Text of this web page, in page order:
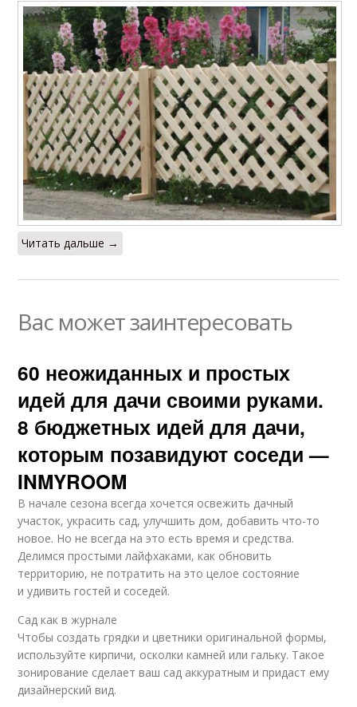
Читать дальше →
Вас может заинтересовать
60 неожиданных и простых
идей для дачи своими руками.
8 бюджетных идей для дачи,
которым позавидуют соседи —
INMYROOM
В начале сезона всегда хочется освежить дачный
участок, украсить сад, улучшить дом, добавить что-то
новое. Но не всегда на это есть время и средства.
Делимся простыми лайфхаками, как обновить
территорию, не потратить на это целое состояние
и удивить гостей и соседей.
Сад как в журнале
Чтобы создать грядки и цветники оригинальной формы,
используйте кирпичи, осколки камней или гальку. Такое
зонирование сделает ваш сад аккуратным и придаст ему
дизайнерский вид.